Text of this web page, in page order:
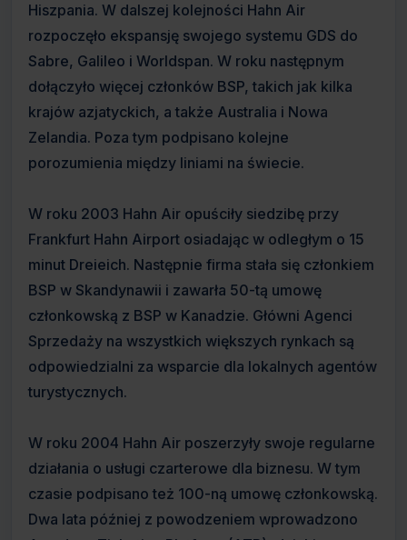
Hiszpania. W dalszej kolejności Hahn Air
rozpoczęło ekspansję swojego systemu GDS do
Sabre, Galileo i Worldspan. W roku następnym
dołączyło więcej członków BSP, takich jak kilka
krajów azjatyckich, a także Australia i Nowa
Zelandia. Poza tym podpisano kolejne
porozumienia między liniami na świecie.
W roku 2003 Hahn Air opuściły siedzibę przy
Frankfurt Hahn Airport osiadając w odległym o 15
minut Dreieich. Następnie firma stała się członkiem
BSP w Skandynawii i zawarła 50-tą umowę
członkowską z BSP w Kanadzie. Główni Agenci
Sprzedaży na wszystkich większych rynkach są
odpowiedzialni za wsparcie dla lokalnych agentów
turystycznych.
W roku 2004 Hahn Air poszerzyły swoje regularne
działania o usługi czarterowe dla biznesu. W tym
czasie podpisano też 100-ną umowę członkowską.
Dwa lata później z powodzeniem wprowadzono